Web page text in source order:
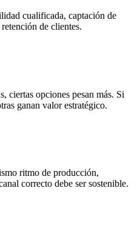
cualificada, captación de
de clientes.
ciertas opciones pesan más. Si
ganan valor estratégico.
ritmo de producción,
correcto debe ser sostenible.